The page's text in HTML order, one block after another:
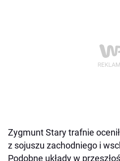
Zygmunt Stary trafnie
z sojuszu zachodniego i
Podobne układy w